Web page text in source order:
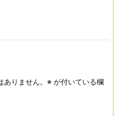
りません。 ※ が付いている欄